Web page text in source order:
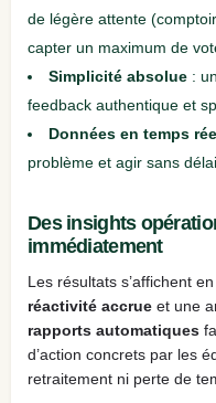
de légère attente
capter un maximum de
Simplicité absolue :
feedback authentique et
Données en temps
problème et agir sans délai.
Des insights
immédiatement
Les résultats s’affichent en
réactivité accrue et une
rapports automatiques
d’action concrets par les
retraitement ni perte de